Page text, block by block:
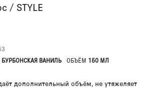
/ STYLE
ВАНИЛЬ ОБЪЁМ 150 МЛ
дополнительный объём, не утяжеляет